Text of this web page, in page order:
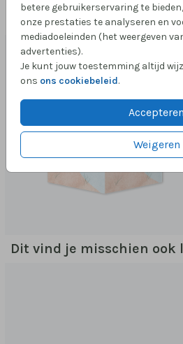
betere gebruikerservaring te
onze prestaties te analyseren en
mediadoeleinden (het weergeven
advertenties).
Je kunt jouw toestemming altijd
ons ons cookiebeleid.
Accepteren
Weigeren
Passend bij dit ontwerp
RAAMBORD
Dit vind je misschien ook